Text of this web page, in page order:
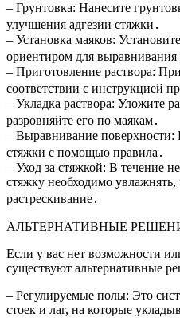
– Грунтовка: Нанесите
улучшения адгезии стяжки․
– Установка маяков:
ориентиром для выравнивания
– Приготовление раствора:
соответствии с инструкцией
– Укладка раствора: Уложите
разровняйте его по маякам․
– Выравнивание поверхности:
стяжки с помощью правила․
– Уход за стяжкой: В течение
стяжку необходимо увлажнять,
растрескивание․
АЛЬТЕРНАТИВНЫЕ
Если у вас нет возможности
существуют альтернативные
– Регулируемые полы: Это
стоек и лаг, на которые